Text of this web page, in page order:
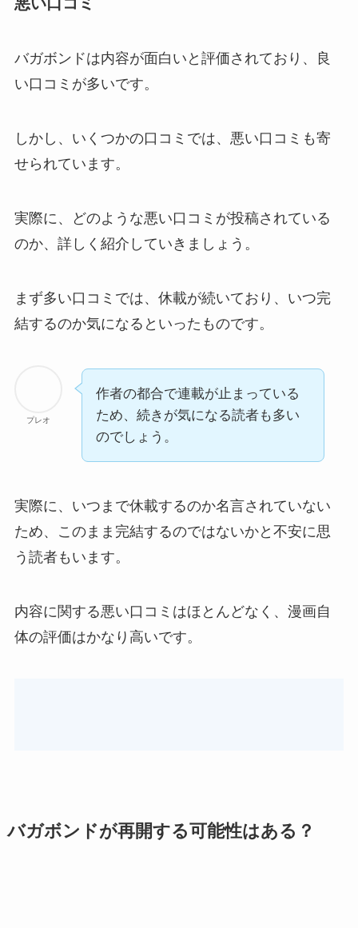
バガボンドは内容が面白いと評価されており、良
い口コミが多いです。
しかし、いくつかの口コミでは、悪い口コミも寄
せられています。
実際に、どのような悪い口コミが投稿されている
のか、詳しく紹介していきましょう。
まず多い口コミでは、 休載が続いており、いつ完
結するのか気になる といったものです。
プレオ
作者の都合で連載が止まっている
ため、続きが気になる読者も多い
のでしょう。
実際に、いつまで休載するのか名言されていない
ため、このまま完結するのではないかと不安に思
う読者もいます。
内容に関する悪い口コミはほとんどなく、漫画自
体の評価はかなり高いです。
バガボンドが再開する可能性はある？